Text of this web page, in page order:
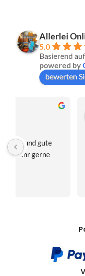
Allerlei
5.0
Basierend
powered by
bewerten
Christa
vor 2
Toller Shop, Top
Hammer war der
Samstag